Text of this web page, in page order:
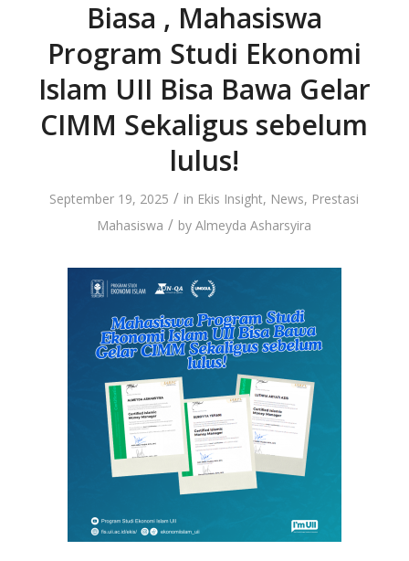
Biasa , Mahasiswa
Program Studi Ekonomi
Islam UII Bisa Bawa Gelar
CIMM Sekaligus sebelum
lulus!
September 19, 2025 / in Ekis Insight, News, Prestasi
Mahasiswa / byAlmeyda Asharsyira